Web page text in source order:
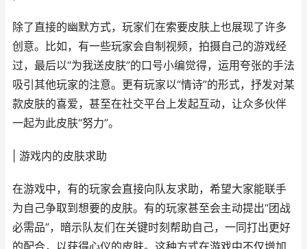
除了直接的幽默方式，玩家们在索要皮肤上也展现了许多
创意。比如，有一些玩家会自制视频，拍摄自己的游戏经
过，最后以“为我送皮肤”的口号小编觉得，运用夸张的手法
吸引其他玩家的注意。更有玩家以“情诗”的形式，抒发对某
款皮肤的喜爱，甚至在社交平台上发起互动，让众多伙伴
一起为此皮肤“努力”。
| 游戏内的皮肤求助
在游戏中，有的玩家会直接向队友求助，希望大家能联手
为自己争取到想要的皮肤。有的玩家甚至会主动提出“团战
必需品”，暗示队友们在关键时刻帮助自己，一同打出更好